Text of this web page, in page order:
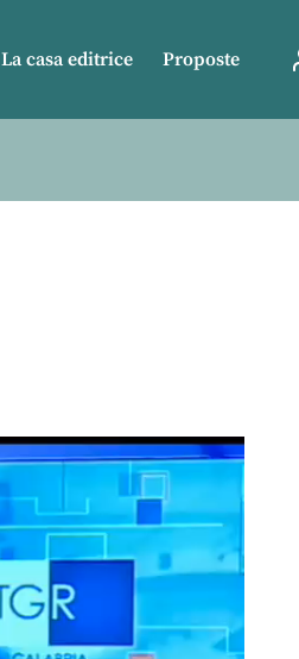
La casa editrice Proposte